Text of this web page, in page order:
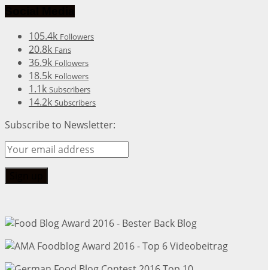
105.4k Followers
20.8k Fans
36.9k Followers
18.5k Followers
1.1k Subscribers
14.2k Subscribers
Subscribe to Newsletter: